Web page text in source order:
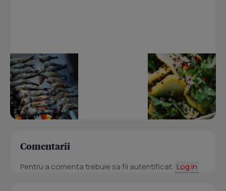
Comentarii
Pentru a comenta trebuie sa fii autentificat. Log in